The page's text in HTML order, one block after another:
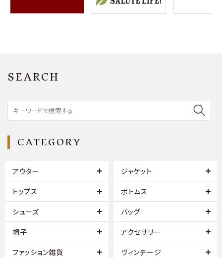
SEARCH
CATEGORY
アウター ジャケット
トップス ボトムス
シューズ バッグ
帽子 アクセサリー
ファッション雑貨 ヴィンテージ